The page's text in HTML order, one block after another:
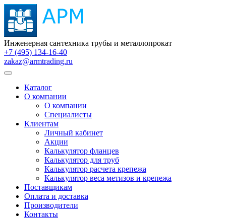
Инженерная сантехника трубы и металлопрокат
+7 (495) 134-16-40
zakaz@armtrading.ru
Каталог
О компании
О компании
Специалисты
Клиентам
Личный кабинет
Акции
Калькулятор фланцев
Калькулятор для труб
Калькулятор расчета крепежа
Калькулятор веса метизов и крепежа
Поставщикам
Оплата и доставка
Производители
Контакты